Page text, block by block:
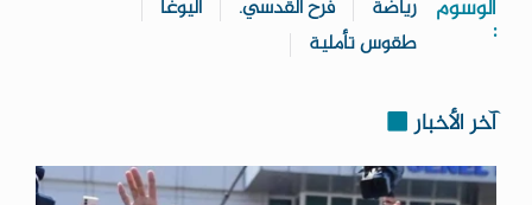
الوسوم
:
رياضة فرح القدسي.
اليوغا
طقوس تأملية
آخر الأخبار